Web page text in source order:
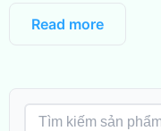
Read more